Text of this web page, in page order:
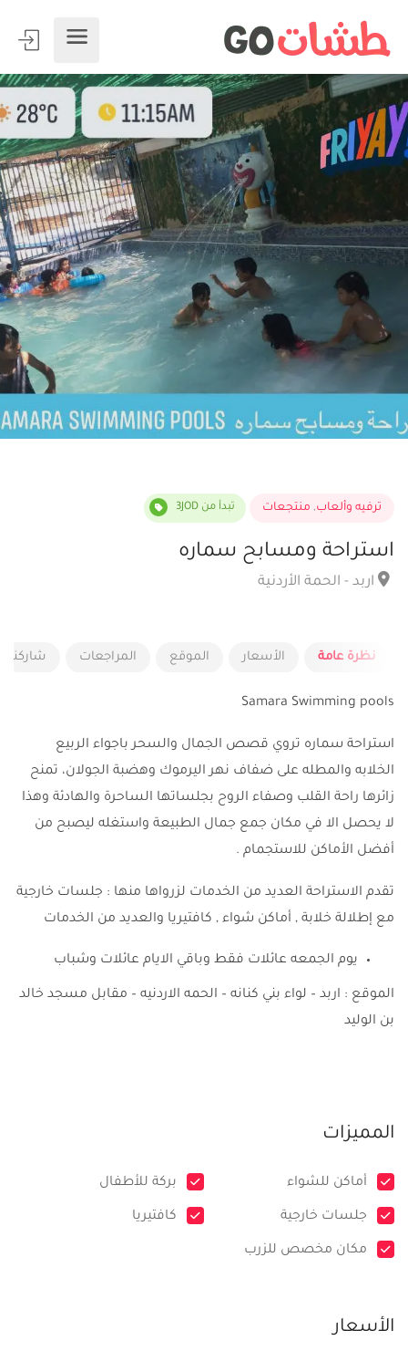
ترفيه وألعاب, منتجعات تبدأ من 3JOD
استراحة ومسابح سماره
اربد - الحمة الأردنية
نظرة عامة الأسعار الموقع المراجعات شاركنا
Samara Swimming pools
استراحة سماره تروي قصص الجمال والسحر باجواء الربيع
الخلابه والمطله على ضفاف نهر اليرموك وهضبة الجولان، تمنح
زائرها راحة القلب وصفاء الروح بجلساتها الساحرة والهادئة وهذا
لا يحصل الا في مكان جمع جمال الطبيعة واستغله ليصبح من
أفضل الأماكن للاستجمام .
تقدم الاستراحة العديد من الخدمات لزرواها منها : جلسات خارجية
مع إطلالة خلابة , أماكن شواء , كافتيريا والعديد من الخدمات
يوم الجمعه عائلات فقط وباقي الايام عائلات وشباب
الموقع : اربد – لواء بني كنانه – الحمه الاردنيه – مقابل مسجد خالد
بن الوليد
المميزات
أماكن للشواء بركة للأطفال
جلسات خارجية كافتيريا
مكان مخصص للزرب
الأسعار